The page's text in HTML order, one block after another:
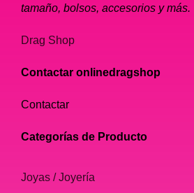
tamaño, bolsos, accesorios y más.
Drag Shop
Contactar onlinedragshop
Contactar
Categorías de Producto
Joyas / Joyería